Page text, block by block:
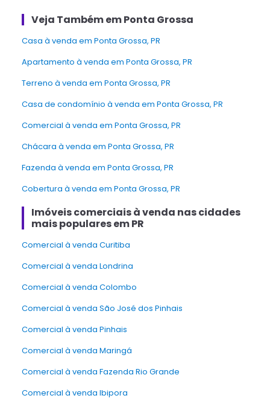
Veja Também em Ponta Grossa
casa à venda em Ponta Grossa, PR
Apartamento à venda em Ponta Grossa, PR
Terreno à venda em Ponta Grossa, PR
Casa de condomínio à venda em Ponta Grossa, PR
Comercial à venda em Ponta Grossa, PR
Chácara à venda em Ponta Grossa, PR
Fazenda à venda em Ponta Grossa, PR
Cobertura à venda em Ponta Grossa, PR
Imóveis comerciais à venda nas cidades
mais populares em PR
Comercial à venda Curitiba
Comercial à venda Londrina
Comercial à venda Colombo
Comercial à venda São José dos Pinhais
Comercial à venda Pinhais
Comercial à venda Maringá
Comercial à venda Fazenda Rio Grande
Comercial à venda Ibipora